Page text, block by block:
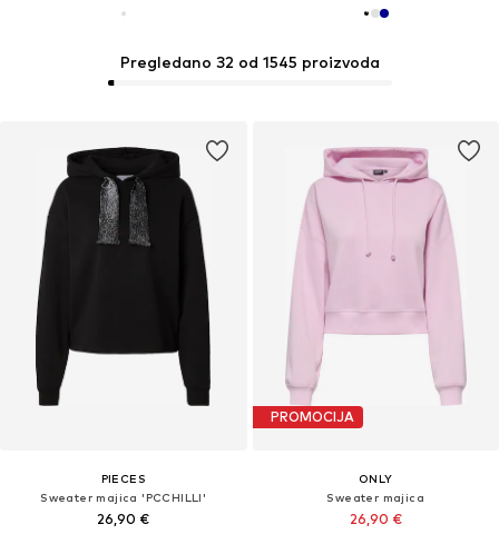
PIECES
Sweater majica 'PCCHILLI'
26,90 €
PROMOCIJA
ONLY
Sweater majica
26,90 €
Pregledano 32 od 1545 proizvoda